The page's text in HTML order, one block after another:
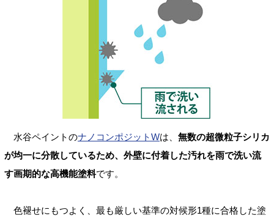
水谷ペイントのナノコンポジットWは、 無数の超微粒子シリカ
が均一に分散しているため、外壁に付着した汚れを雨で洗い流
す画期的な高機能塗料です。
色褪せにもつよく、最も厳しい基準の対候形1種に合格した塗